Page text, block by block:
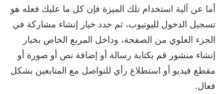
أما عن آلية استخدام تلك الميزة فإن كل ما عليك فعله هو
تسجيل الدخول لليوتيوب، ثم حدد خيار إنشاء مشاركة في
الجزء العلوي من الصفحة، وداخل المربع الخاص بخيار
إنشاء منشور قم بكتابة رسالة أو إضافة نص أو صورة أو
مقطع فيديو أو استطلاع رأي للتواصل مع المتابعين بشكل
فعال.